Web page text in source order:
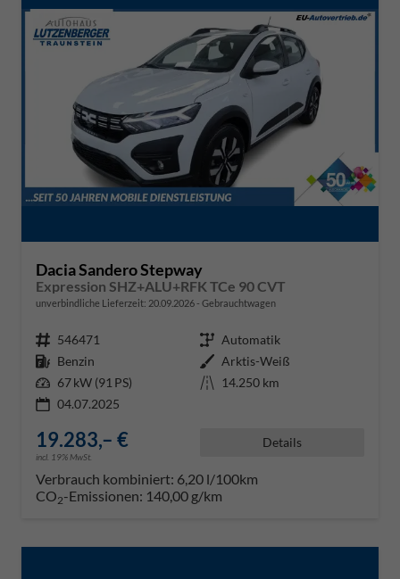
Dacia Sandero Stepway
Expression SHZ+ALU+RFK TCe 90 CVT
unverbindliche Lieferzeit: 20.09.2026 Gebrauchtwagen
Fahrzeugnr. 546471 Getriebe Automatik
Kraftstoff Benzin Außenfarbe Arktis-Weiß
Leistung 67 kW (91 PS) Kilometerstand 14.250 km
04.07.2025
19.283,– €
incl. 19% MwSt.
Details
Verbrauch kombiniert: 6,20 l/100km
CO2-Emissionen: 140,00 g/km